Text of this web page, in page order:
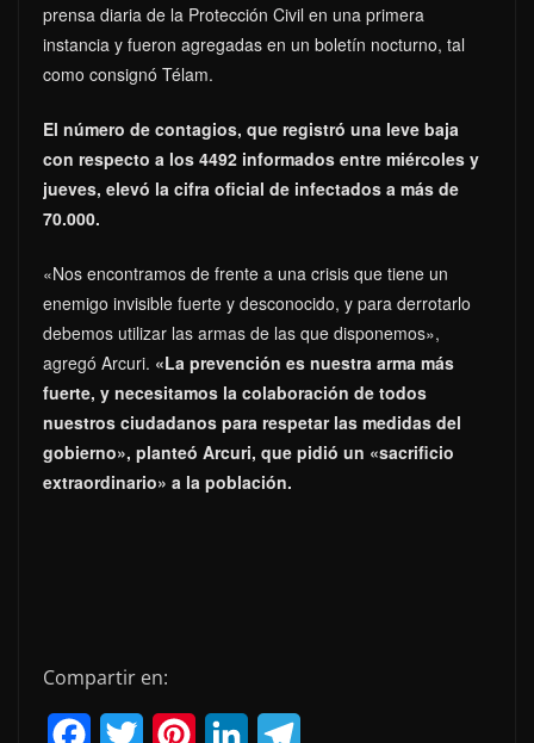
prensa diaria de la Protección Civil en una primera
instancia y fueron agregadas en un boletín nocturno, tal
como consignó Télam.
El número de contagios, que registró una leve baja
con respecto a los 4492 informados entre miércoles y
jueves, elevó la cifra oficial de infectados a más de
70.000.
«Nos encontramos de frente a una crisis que tiene un
enemigo invisible fuerte y desconocido, y para derrotarlo
debemos utilizar las armas de las que disponemos»,
agregó Arcuri. «La prevención es nuestra arma más
fuerte, y necesitamos la colaboración de todos
nuestros ciudadanos para respetar las medidas del
gobierno», planteó Arcuri, que pidió un «sacrificio
extraordinario» a la población.
Compartir en: